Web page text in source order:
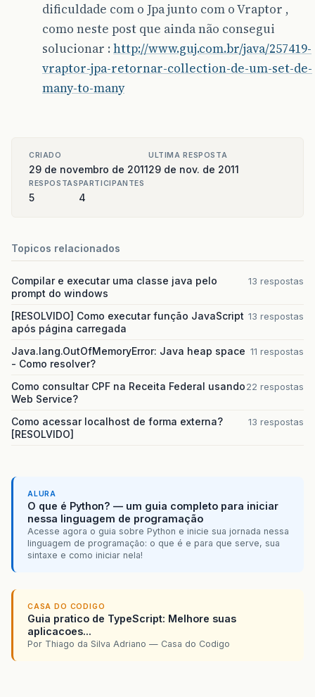
dificuldade com o Jpa junto com o Vraptor ,
como neste post que ainda não consegui
solucionar : http://www.guj.com.br/java/257419-
vraptor-jpa-retornar-collection-de-um-set-de-
many-to-many
CRIADO
29 de novembro de 2011
ULTIMA RESPOSTA
29 de nov. de 2011
RESPOSTAS
5
PARTICIPANTES
4
Topicos relacionados
Compilar e executar uma classe java pelo
prompt do windows
13 respostas
[RESOLVIDO] Como executar função JavaScript
após página carregada
13 respostas
Java.lang.OutOfMemoryError: Java heap space
- Como resolver?
11 respostas
Como consultar CPF na Receita Federal usando
Web Service?
22 respostas
Como acessar localhost de forma externa?
[RESOLVIDO]
13 respostas
ALURA
O que é Python? — um guia completo para iniciar
nessa linguagem de programação
Acesse agora o guia sobre Python e inicie sua jornada nessa
linguagem de programação: o que é e para que serve, sua
sintaxe e como iniciar nela!
CASA DO CODIGO
Guia pratico de TypeScript: Melhore suas
aplicacoes...
Por Thiago da Silva Adriano — Casa do Codigo